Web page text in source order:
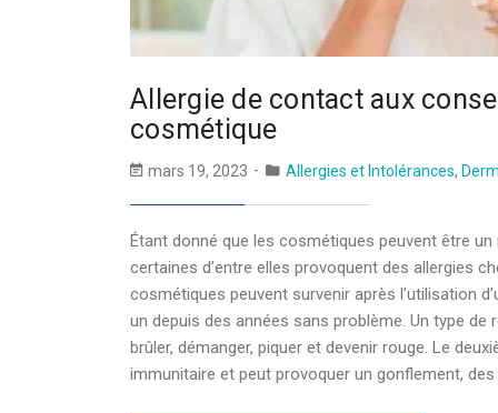
Allergie de contact aux
cosmétique
mars 19, 2023 Allergies et Intolérances,
Étant donné que les cosmétiques peuvent être
certaines d’entre elles provoquent des allergies
cosmétiques peuvent survenir après l’utilisation
un depuis des années sans problème. Un type
brûler, démanger, piquer et devenir rouge. Le
immunitaire et peut provoquer un gonflement,